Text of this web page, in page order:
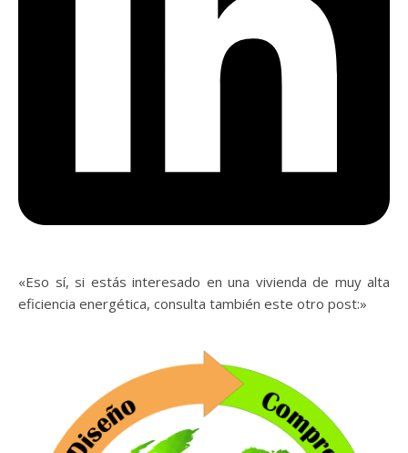
«Eso sí, si estás interesado en una vivienda de muy alta
eficiencia energética, consulta también este otro post:»